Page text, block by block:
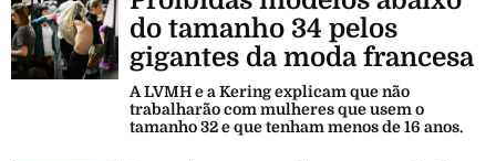
do tamanho 34 pelos
gigantes da moda francesa
A LVMH e a Kering explicam que não
trabalharão com mulheres que usem o
tamanho 32 e que tenham menos de 16 anos.